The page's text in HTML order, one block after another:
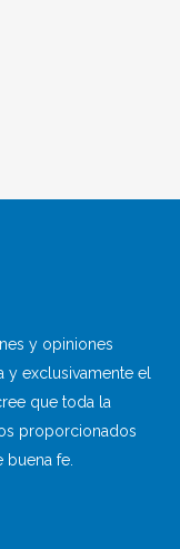
y opiniones
y exclusivamente el
que toda la
proporcionados
buena fe.